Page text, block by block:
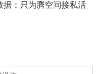
据：只为腾空间接私活